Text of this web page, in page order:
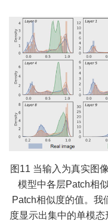
图11 当输入为真实图
模型中各层Patch相
Patch相似度的值。我
度显示出集中的单模